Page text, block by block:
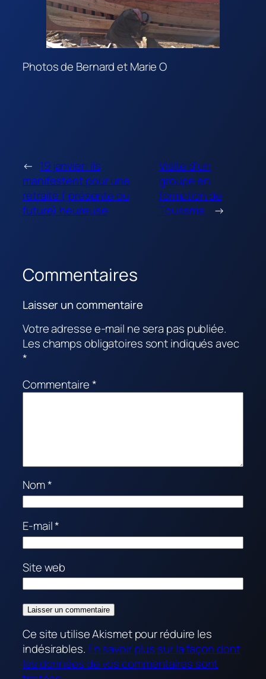
Photos de Bernard et Marie O
← 19 janvier: ils
manifestent pour une
retraite ( présente ou
future) heureuse
Visite d’un
groupe en
formation de
Tourisme. →
Commentaires
Laisser un commentaire
Votre adresse e-mail ne sera pas publiée.
Les champs obligatoires sont indiqués avec
*
Commentaire*
Nom*
E-mail*
Site web
Ce site utilise Akismet pour réduire les
indésirables. En savoir plus sur la façon dont
les données de vos commentaires sont